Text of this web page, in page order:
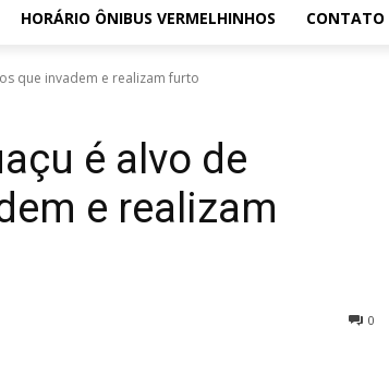
HORÁRIO ÔNIBUS VERMELHINHOS CONTATO
que invadem e realizam furto
é alvo de
e realizam
0